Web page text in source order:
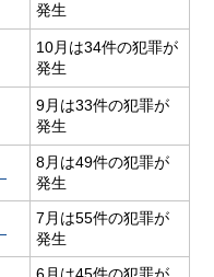
発生
10月は34件の犯罪が
発生
9月は33件の犯罪が
発生
8月は49件の犯罪が
発生
7月は55件の犯罪が
発生